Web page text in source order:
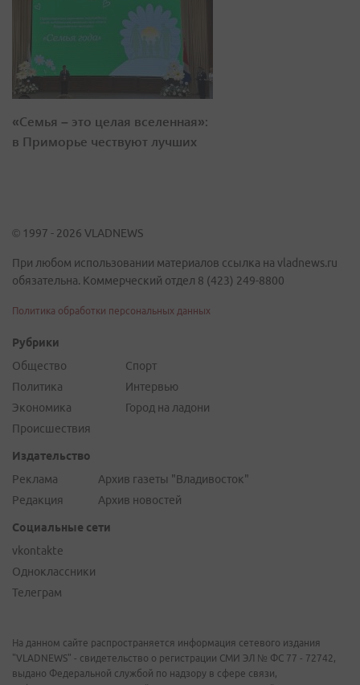
«Семья – это целая вселенная»:
в Приморье чествуют лучших
© 1997 - 2026 VLADNEWS
При любом использовании материалов ссылка на vladnews.ru
обязательна. Коммерческий отдел 8 (423) 249-8800
Политика обработки персональных данных
Рубрики
Общество
Политика
Экономика
Происшествия
Спорт
Интервью
Город на ладони
Издательство
Реклама
Редакция
Архив газеты "Владивосток"
Архив новостей
Социальные сети
vkontakte
Одноклассники
Телеграм
На данном сайте распространяется информация сетевого издания
"VLADNEWS" - свидетельство о регистрации СМИ ЭЛ № ФС 77 - 72742,
выдано Федеральной службой по надзору в сфере связи,